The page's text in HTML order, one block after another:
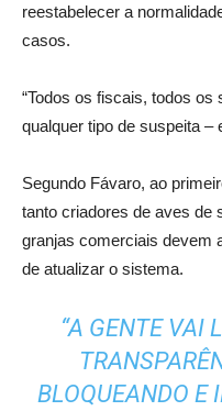
reestabelecer a
casos.
“Todos os fiscais, todos
qualquer tipo de suspeita –
Segundo Fávaro, ao
tanto criadores de aves de
granjas comerciais devem
de atualizar o sistema.
“A GENTE VAI
BLOQUEANDO E